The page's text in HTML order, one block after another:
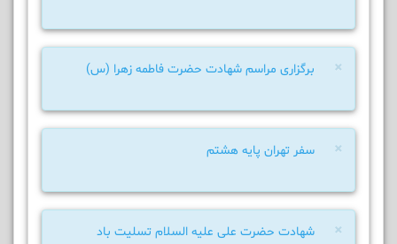
× برگزاری مراسم شهادت حضرت فاطمه زهرا (س)
× سفر تهران پایه هشتم
× شهادت حضرت علی علیه السلام تسلیت باد